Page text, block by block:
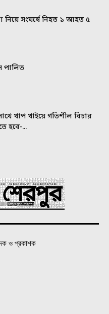
নিয়ে সংঘর্ষে নিহত ১ আহত ৫
পালিত
খাপ খাইয়ে গতিশীল বিচার
হবে-...
ও প্রকাশক